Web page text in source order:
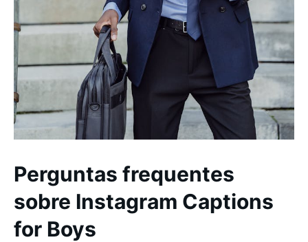
Perguntas frequentes
sobre Instagram Captions
for Boys